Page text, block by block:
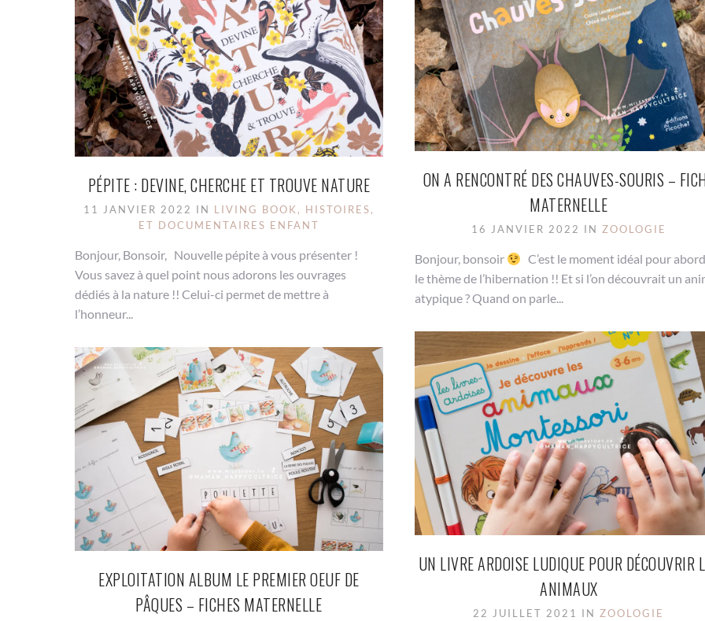
ON A RENCONTRÉ DES CHAUVES-SOURIS –
MATERNELLE
16 JANVIER 2022 IN ZOOLOGIE
Bonjour, bonsoir
C’est le moment idéal pour
le thème de l’hibernation !! Et si l’on découvrait un
atypique ? Quand on parle...
PÉPITE : DEVINE, CHERCHE ET TROUVE NATURE
11 JANVIER 2022 IN LIVING BOOK, HISTOIRES,
ET DOCUMENTAIRES ENFANT
Bonjour, Bonsoir, Nouvelle pépite à vous présenter !
Vous savez à quel point nous adorons les ouvrages
dédiés à la nature !! Celui-ci permet de mettre à
l’honneur...
UN LIVRE ARDOISE LUDIQUE POUR DÉCOUVRIR
ANIMAUX
22 JUILLET 2021 INZOOLOGIE
EXPLOITATION ALBUM LE PREMIER OEUF DE
PÂQUES – FICHES MATERNELLE